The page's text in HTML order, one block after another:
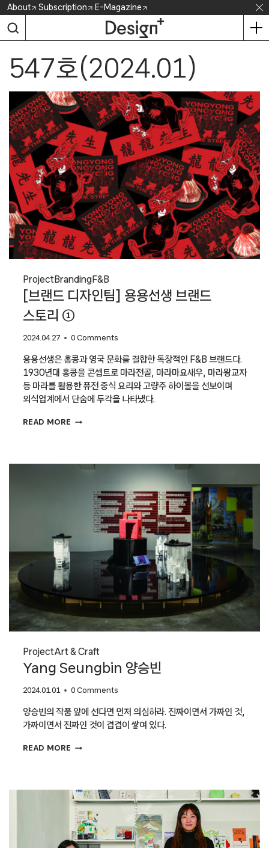
Skip
content
About Subscription E-Magazine
547호(2024.01)
ProjectBrandingF&B
[브랜드 디자인팀] 용용선생 브랜드
스토리 ①
2024.04.27 0 Comments
용용선생은 홍콩과 영국 문화를 결합한 독창적인 F&B 브랜드다.
1930년대 홍콩을 콘셉트로 마라전골, 마라마요새우, 마라왕교자
등 마라를 활용한 퓨전 중식 요리와 고량주 하이볼을 선보이며
외식업계에서 단숨에 두각을 나타냈다.
READ MORE [브랜드
스토리
ProjectArt & Craft
Yang Seungbin 양승빈
2024.01.01 0 Comments
양승빈의 작품 앞에 선다면 먼저 의심하라. 진짜이면서 가짜인 것,
가짜이면서 진짜인 것이 겹겹이 쌓여 있다.
READ MORE YANG